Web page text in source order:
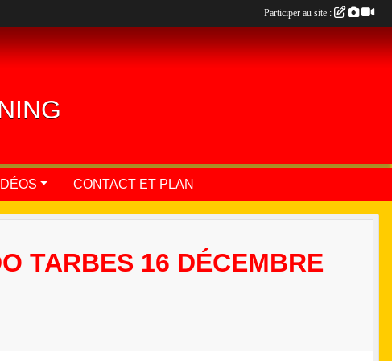
CONTACT ET PLAN
TARBES 16 DÉCEMBRE
Participer au site :